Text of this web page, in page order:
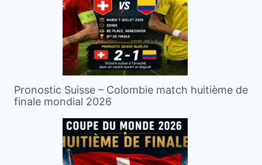
Pronostic Suisse – Colombie match huitième de
finale mondial 2026